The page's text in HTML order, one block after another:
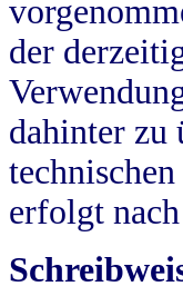
der
dahinter zu
erfolgt